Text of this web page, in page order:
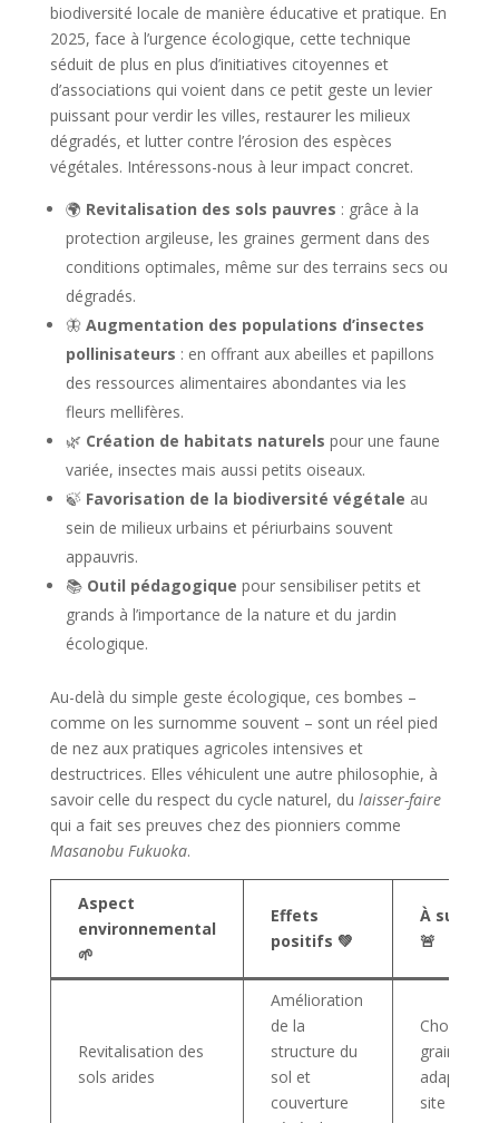
biodiversité locale de manière éducative et pratique. En
2025, face à l’urgence écologique, cette technique
séduit de plus en plus d’initiatives citoyennes et
d’associations qui voient dans ce petit geste un levier
puissant pour verdir les villes, restaurer les milieux
dégradés, et lutter contre l’érosion des espèces
végétales. Intéressons-nous à leur impact concret.
🌍 Revitalisation des sols pauvres : grâce à la
protection argileuse, les graines germent dans des
conditions optimales, même sur des terrains secs ou
dégradés.
🦋 Augmentation des populations d’insectes
pollinisateurs : en offrant aux abeilles et papillons
des ressources alimentaires abondantes via les
fleurs mellifères.
🌿 Création de habitats naturels pour une faune
variée, insectes mais aussi petits oiseaux.
🍃 Favorisation de la biodiversité végétale au
sein de milieux urbains et périurbains souvent
appauvris.
📚 Outil pédagogique pour sensibiliser petits et
grands à l’importance de la nature et du jardin
écologique.
Au-delà du simple geste écologique, ces bombes –
comme on les surnomme souvent – sont un réel pied
de nez aux pratiques agricoles intensives et
destructrices. Elles véhiculent une autre philosophie, à
savoir celle du respect du cycle naturel, du laisser-faire
qui a fait ses preuves chez des pionniers comme
Masanobu Fukuoka.
Aspect
environnemental
🌱
Effets
positifs 💚
À
🚨
Revitalisation des
sols arides
Amélioration
de la
structure du
sol et
couverture
Choisir des
graines
adaptées
site